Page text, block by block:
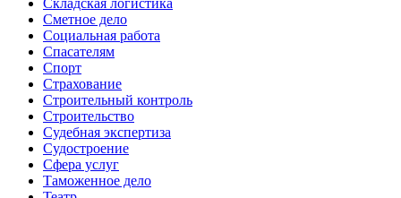
Складская логистика
Сметное дело
Социальная работа
Спасателям
Спорт
Страхование
Строительный контроль
Строительство
Судебная экспертиза
Судостроение
Сфера услуг
Таможенное дело